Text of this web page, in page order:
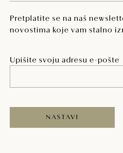
Pretplatite se na naš
novostima koje vam stalno
Upišite svoju adresu e-pošte
NASTAVI